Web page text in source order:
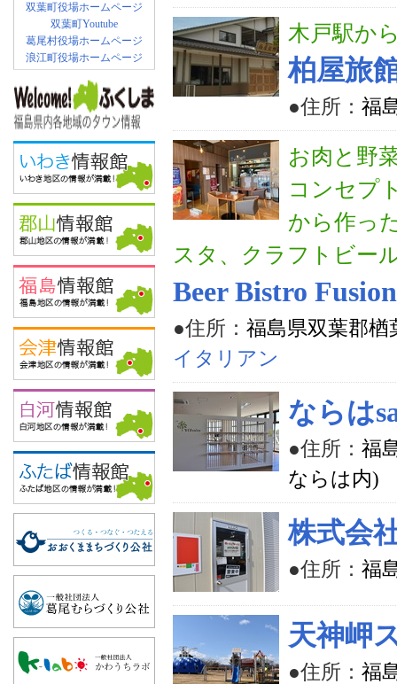
双葉町役場ホームページ
双葉町Youtube
葛尾村役場ホームページ
浪江町役場ホームページ
木戸駅か
柏屋旅
●住所： 福
お肉と野
コンセプ
から作っ
スタ、クラフトビー
Beer Bistro Fusion
●住所： 福島県双葉郡楢
イタリアン
ならは
●住所： 福
ならは内)
株式会
●住所： 福
天神岬
●住所： 福